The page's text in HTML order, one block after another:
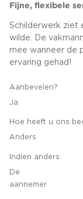
Fijne, flexibele
Schilderwerk ziet
wilde. De
mee wanneer de
ervaring gehad!
Aanbevelen?
Ja
Hoe heeft u ons
Anders
Indien anders:
De
aannemer